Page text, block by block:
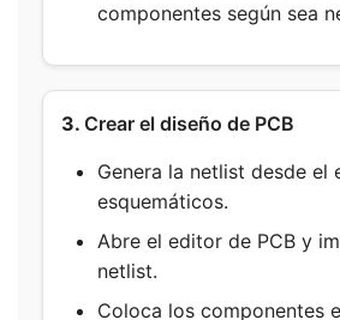
componentes según sea
3. Crear el diseño de PCB
Genera la netlist desde el
esquemáticos.
Abre el editor de PCB y
netlist.
Coloca los componentes